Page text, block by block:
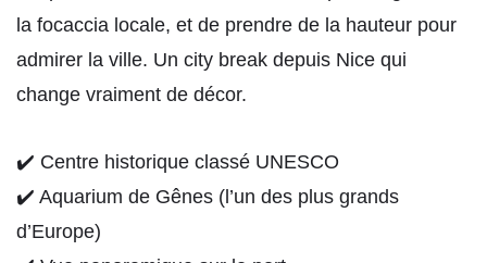
la focaccia locale, et de prendre de la hauteur pour
admirer la ville. Un city break depuis Nice qui
change vraiment de décor.
✔️ Centre historique classé UNESCO
✔️ Aquarium de Gênes (l’un des plus grands
d’Europe)